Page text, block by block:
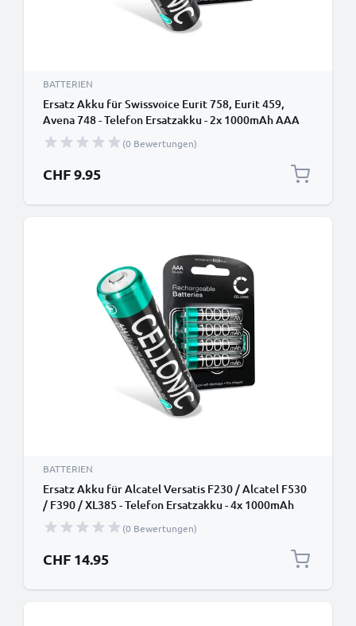
BATTERIEN
Ersatz Akku für Swissvoice Eurit 758, Eurit 459,
Avena 748 - Telefon Ersatzakku - 2x 1000mAh AAA
Telefonakku, wiederaufladbare Batterie
(0 Bewertungen)
CHF 9.95
BATTERIEN
Ersatz Akku für Alcatel Versatis F230 / Alcatel F530
/ F390 / XL385 - Telefon Ersatzakku - 4x 1000mAh
AAA Telefonakku, wiederaufladbare Batterie
(0 Bewertungen)
CHF 14.95